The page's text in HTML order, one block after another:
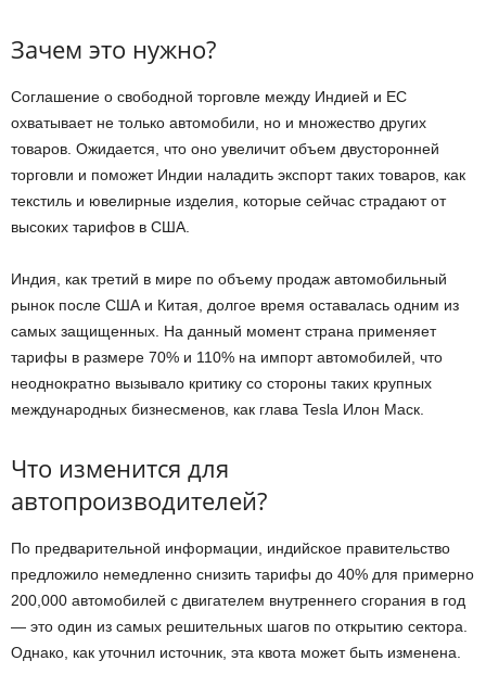
Зачем это нужно?
Соглашение о свободной торговле между Индией и ЕС
охватывает не только автомобили, но и множество других
товаров. Ожидается, что оно увеличит объем двусторонней
торговли и поможет Индии наладить экспорт таких товаров, как
текстиль и ювелирные изделия, которые сейчас страдают от
высоких тарифов в США.
Индия, как третий в мире по объему продаж автомобильный
рынок после США и Китая, долгое время оставалась одним из
самых защищенных. На данный момент страна применяет
тарифы в размере 70% и 110% на импорт автомобилей, что
неоднократно вызывало критику со стороны таких крупных
международных бизнесменов, как глава Tesla Илон Маск.
Что изменится для
автопроизводителей?
По предварительной информации, индийское правительство
предложило немедленно снизить тарифы до 40% для примерно
200,000 автомобилей с двигателем внутреннего сгорания в год
— это один из самых решительных шагов по открытию сектора.
Однако, как уточнил источник, эта квота может быть изменена.